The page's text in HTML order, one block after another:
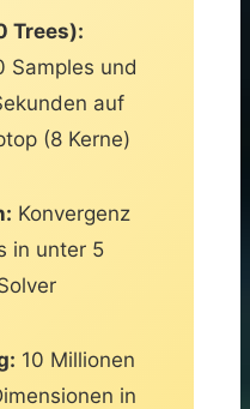
Trees):
Samples und
auf
(8 Kerne)
Konvergenz
in unter 5
10 Millionen
in